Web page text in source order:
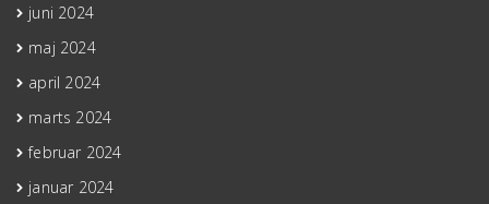
juni 2024
maj 2024
april 2024
marts 2024
februar 2024
januar 2024